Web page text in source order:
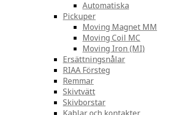
Automatiska
Pickuper
Moving Magnet MM
Moving Coil MC
Moving Iron (MI)
Ersättningsnålar
RIAA Försteg
Remmar
Skivtvätt
Skivborstar